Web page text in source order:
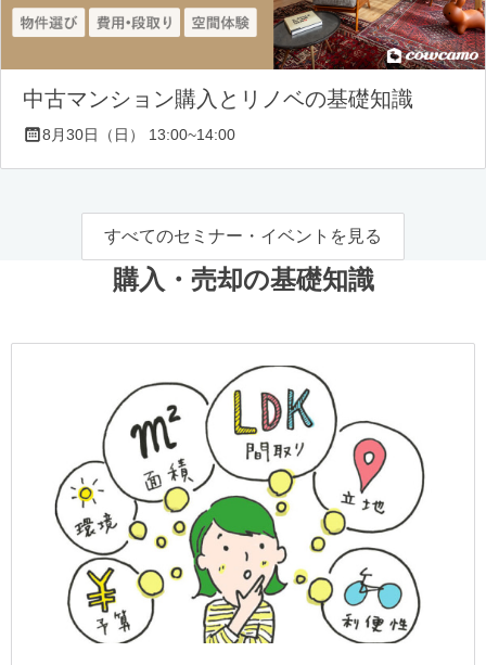
中古マンション購入とリノベの基礎知識
8月30日（日） 13:00~14:00
すべてのセミナー・イベントを見る
購入・売却の基礎知識